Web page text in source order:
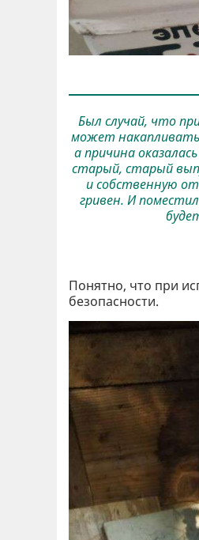
Был случай, что
может
а причина
старый, старый
и собственную
гривен. И
Понятно, что при
безопасности.